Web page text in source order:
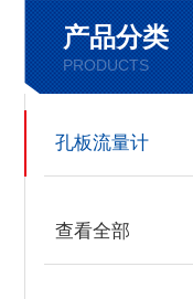
产品分类
PRODUCTS
孔板流量计
查看全部